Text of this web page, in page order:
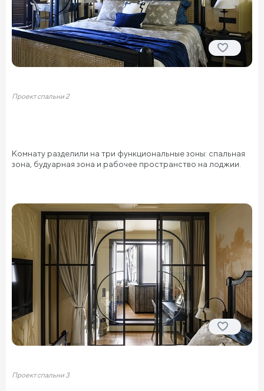
Проект спальни 2
Комнату разделили на три функциональные зоны: спальная
зона, будуарная зона и рабочее пространство на лоджии.
Проект спальни 3